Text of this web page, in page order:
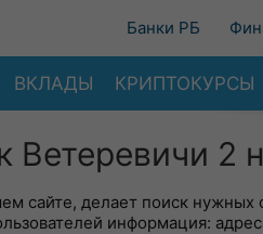
Банки РБ
ВКЛАДЫ КРИПТОКУРСЫ
2
сайте, делает поиск
информация: